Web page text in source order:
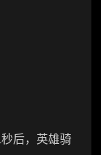
后，英雄骑